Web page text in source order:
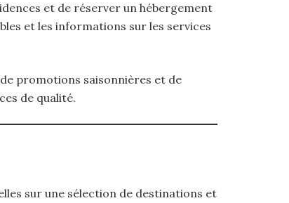
et de réserver un hébergement
et les informations sur les services
promotions saisonnières et de
de qualité.
sur une sélection de destinations et